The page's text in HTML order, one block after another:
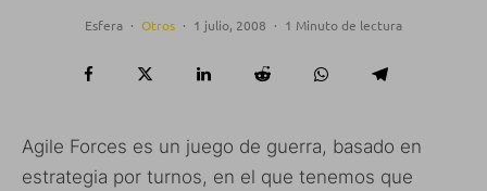
Esfera · Otros · 1 julio, 2008 · 1 Minuto de lectura
Agile Forces es un juego de guerra, basado en
estrategia por turnos, en el que tenemos que